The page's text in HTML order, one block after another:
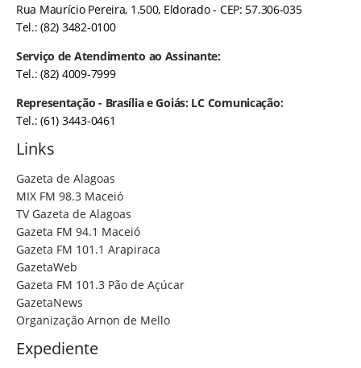
Rua Maurício Pereira, 1.500, Eldorado - CEP: 57.306-035
Tel.: (82) 3482-0100
Serviço de Atendimento ao Assinante:
Tel.: (82) 4009-7999
Representação - Brasília e Goiás: LC Comunicação:
Tel.: (61) 3443-0461
Links
Gazeta de Alagoas
MIX FM 98.3 Maceió
TV Gazeta de Alagoas
Gazeta FM 94.1 Maceió
Gazeta FM 101.1 Arapiraca
GazetaWeb
Gazeta FM 101.3 Pão de Açúcar
GazetaNews
Organização Arnon de Mello
Expediente